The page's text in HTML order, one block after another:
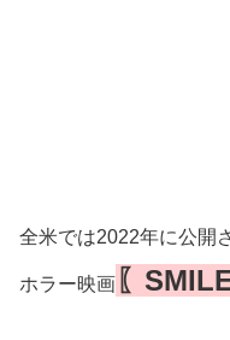
全米では2022年に公開
ホラー映画 〖SMILE